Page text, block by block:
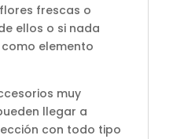
frescas o
ellos o si nada
elemento
muy
llegar a
con todo tipo